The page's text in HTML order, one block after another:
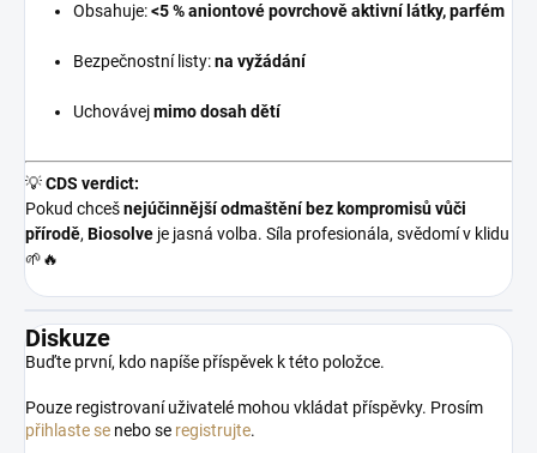
Obsahuje:<5 % aniontové povrchově aktivní látky, parfém
Bezpečnostní listy:na vyžádání
Uchovávejmimo dosah dětí
💡CDS verdict:
Pokud chcešnejúčinnější odmaštění bez kompromisů vůči
přírodě, Biosolve je jasná volba. Síla profesionála, svědomí v klidu
🌱🔥
Diskuze
Buďte první, kdo napíše příspěvek k této položce.
Pouze registrovaní uživatelé mohou vkládat příspěvky. Prosím
přihlaste se nebo se registrujte.